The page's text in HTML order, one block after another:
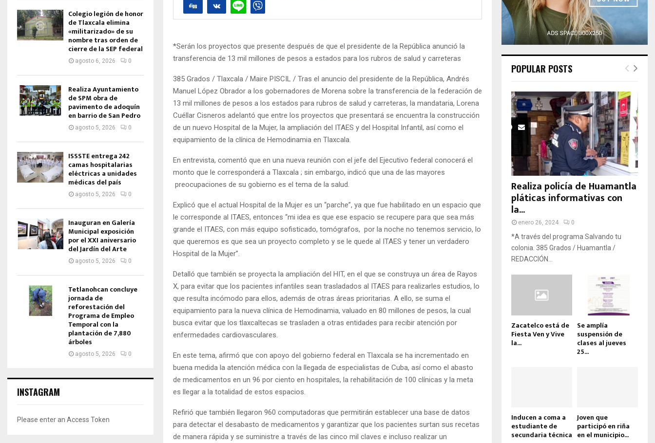
*Serán los proyectos que presente después de que el presidente de la República anunció la
transferencia de 13 mil millones de pesos a estados para los rubros de salud y carreteras
385 Grados / Tlaxcala / Maire PISCIL / Tras el anuncio del presidente de la República, Andrés
Manuel López Obrador a los gobernadores de Morena sobre la transferencia de la federación de
13 mil millones de pesos a los estados para rubros de salud y carreteras, la mandataria, Lorena
Cuéllar Cisneros adelantó que entre los proyectos que presentará se encuentra la construcción
de un nuevo Hospital de la Mujer, la ampliación del ITAES y del Hospital Infantil, así como el
equipamiento de la clínica de Hemodinamia en Tlaxcala.
En entrevista, comentó que en una nueva reunión con el jefe del Ejecutivo federal conocerá el
monto que le corresponderá a Tlaxcala ; sin embargo, indicó que una de las mayores
preocupaciones de su gobierno es el tema de la salud.
Explicó que el actual Hospital de la Mujer es un “parche”, ya que fue habilitado en un espacio que
le corresponde al ITAES, entonces “mi idea es que ese espacio se recupere para que sea más
grande el ITAES, con más equipo sofisticado, tomógrafos, por la noche no tenemos servicio, lo
que queremos es que sea un proyecto completo y se le quede al ITAES y tener un verdadero
Hospital de la Mujer”.
Detalló que también se proyecta la ampliación del HIT, en el que se construya un área de Rayos
X, para evitar que los pacientes infantiles sean trasladados al ITAES para realizarles estudios, lo
que resulta incómodo para ellos, además de otras áreas prioritarias. A ello, se suma el
equipamiento para la nueva clínica de Hemodinamia, valuado en 80 millones de pesos, la cual
busca evitar que los tlaxcaltecas se trasladen a otras entidades para recibir atención por
enfermedades cardiovasculares.
En este tema, afirmó que con apoyo del gobierno federal en Tlaxcala se ha incrementado en
buena medida la atención médica con la llegada de especialistas de Cuba, así como el abasto
de medicamentos en un 96 por ciento en hospitales, la rehabilitación de 100 clínicas y la meta
es llegar a la totalidad de estos espacios.
Refirió que también llegaron 960 computadoras que permitirán establecer una base de datos
para detectar el desabasto de medicamentos y garantizar que los pacientes surtan sus recetas
de manera rápida y se suministre a través de las cinco mil claves e incluso realizar un
Colegio legión de honor
de Tlaxcala elimina
«militarizado» de su
nombre tras orden de
cierre de la SEP federal
agosto 6, 2026 0
Realiza Ayuntamiento
de SPM obra de
pavimento de adoquín
en barrio de San Pedro
agosto 5, 2026 0
ISSSTE entrega 242
camas hospitalarias
eléctricas a unidades
médicas del país
agosto 5, 2026 0
Inauguran en Galería
Municipal exposición
por el XXI aniversario
del Jardín del Arte
agosto 5, 2026 0
Tetlanohcan concluye
jornada de
reforestación del
Programa de Empleo
Temporal con la
plantación de 7,880
árboles
agosto 5, 2026 0
INSTAGRAM
Please enter an Access Token
POPULAR POSTS
Realiza policía de Huamantla
pláticas informativas con
la...
enero 26, 2024 0
*A través del programa Salvando tu
colonia. 385 Grados / Huamantla /
REDACCIÓN...
Zacatelco está de
Fiesta Ven y Vive
la...
Se amplía
suspensión de
clases al jueves
25...
Inducen a coma a
estudiante de
secundaria técnica
Joven que
participó en riña
en el municipio...